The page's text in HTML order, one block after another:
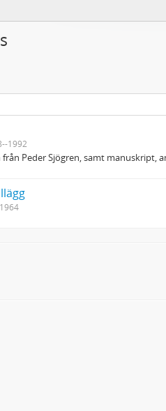
1992
Peder Sjögren, samt manuskript,